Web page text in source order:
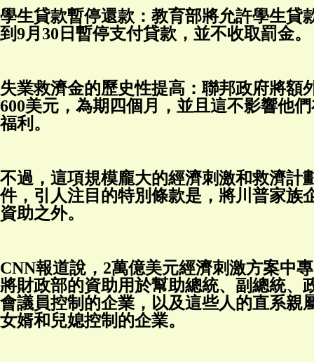
學生貸款暫停還款：教育部將允許學生貸
到9月30日暫停支付貸款，並不收取罰金。
失業救濟金的歷史性提高：聯邦政府將額
600美元，為期四個月，並且這不影響他
福利。
不過，這項規模龐大的經濟刺激和救濟計
件，引人注目的特別條款是，將川普家族
資助之外。
CNN報道說，2萬億美元經濟刺激方案中
將財政部的資助用於幫助總統、副總統、
會議員控制的企業，以及這些人的直系
女婿和兒媳控制的企業。